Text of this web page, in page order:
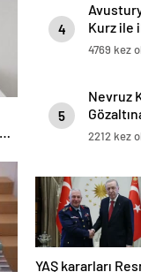
4
Kurz ile
4769 kez
5
Nevruz
2212 kez
YAŞ kararları